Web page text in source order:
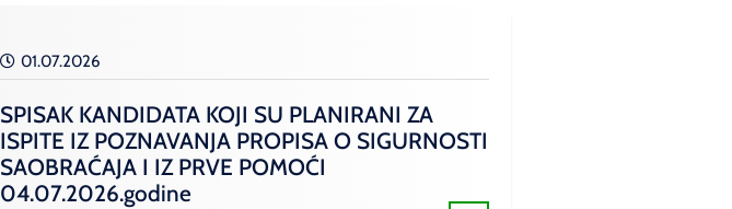
01.07.2026
SPISAK KANDIDATA KOJI SU PLANIRANI ZA
ISPITE IZ POZNAVANJA PROPISA O SIGURNOSTI
SAOBRAĆAJA I IZ PRVE POMOĆI
04.07.2026.godine